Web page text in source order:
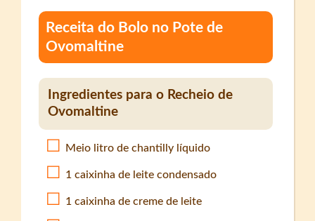
Receita do Bolo no Pote de
Ovomaltine
Ingredientes para o Recheio de
Ovomaltine
Meio litro de chantilly líquido
1 caixinha de leite condensado
1 caixinha de creme de leite